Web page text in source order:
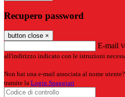
Recupero password
button close ×
E-mail
all'indirizzo indicato con le istruzioni
Non hai una e-mail associata al nome
tramite la Login Spaggiari